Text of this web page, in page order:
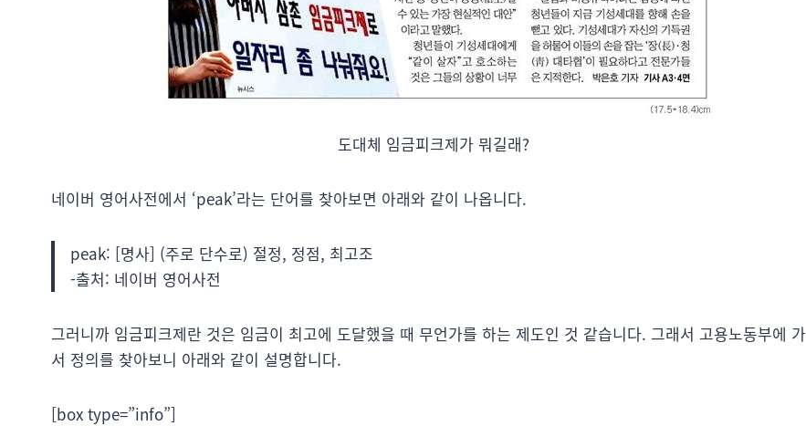
도대체 임금피크제가 뭐길래?
네이버 영어사전에서 ‘peak’라는 단어를 찾아보면 아래와 같이 나옵니다.
peak: [명사] (주로 단수로) 절정, 정점, 최고조
-출처: 네이버 영어사전
그러니까 임금피크제란 것은 임금이 최고에 도달했을 때 무언가를 하는 제도인 것 같습니다. 그래서 고용노동부에 가
서 정의를 찾아보니 아래와 같이 설명합니다.
[box type=”info”]